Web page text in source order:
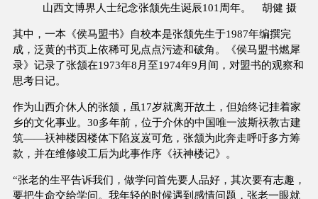
山西文博界人士纪念张颔先生诞辰101周年。 胡健 摄
其中，一本《侯马盟书》自校本是张颔先生于1987年编撰完
成，泛黄的书页上依稀可见点点污迹和破角。《侯马盟书燃犀
录》记录了张颔在1973年8月至1974年9月间，对盟书的观察和
思考日记。
作为山西介休人的张颔，虽17岁就离开故土，但始终记挂着家
乡的文化事业。30多年前，位于介休的中国唯一波斯祆教古建
筑——祆神楼因楼体下陷岌岌可危，张颔为此奔走呼吁多方筹
款，并在维修竣工后为此事作序《祆神楼记》。
“张老的生平告诉我们，做学问首先要人品好，其次要有志趣，
要把生命交给学问。我年轻的时候遇到感情问题，张老一眼就